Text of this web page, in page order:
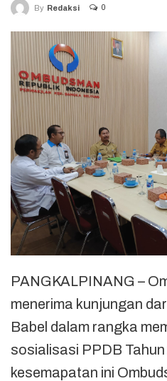
By Redaksi 0
PANGKALPINANG –
menerima kunjungan
Babel dalam rangka
sosialisasi PPDB
kesemapatan ini